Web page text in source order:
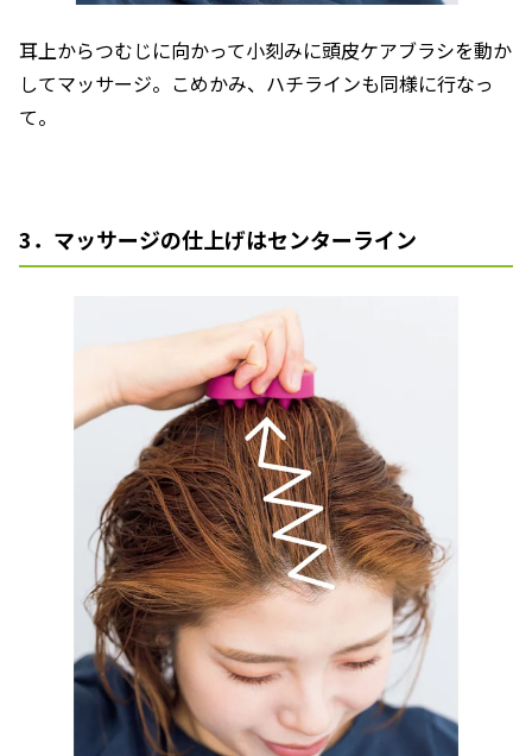
耳上からつむじに向かって小刻みに頭皮ケアブラシを動か
してマッサージ。こめかみ、ハチラインも同様に行なっ
て。
3．マッサージの仕上げはセンターライン